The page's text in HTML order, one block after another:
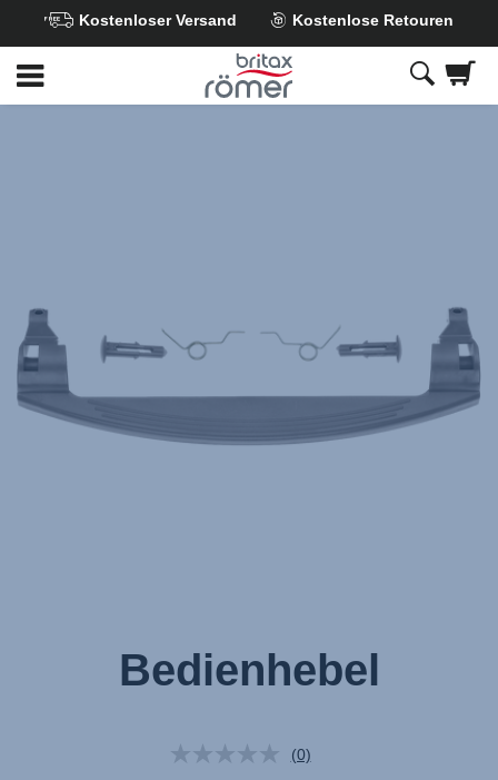
Hauptinhalt
springen
Kostenloser Versand Kostenlose Retouren
Bedienhebel
Kein
(0)